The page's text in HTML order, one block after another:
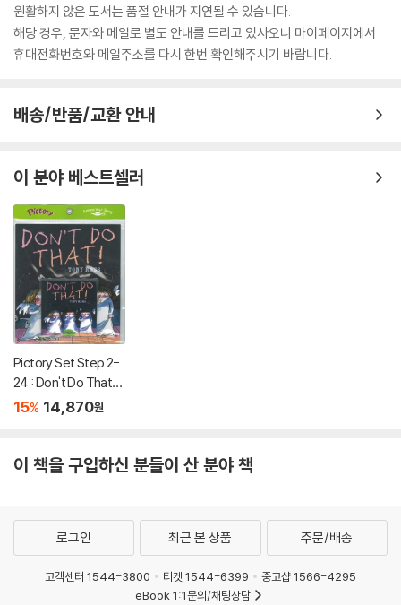
원활하지 않은 도서는 품절 안내가 지연될 수 있습니다.
해당 경우, 문자와 메일로 별도 안내를 드리고 있사오니 마이페이지에서
휴대전화번호와 메일주소를 다시 한번 확인해주시기 바랍니다.
배송/반품/교환 안내
이 분야 베스트셀러
Pictory Set Step 2-
24 : Don't Do That!
(Paperback Set)
15% 14,870원
이 책을 구입하신 분들이 산 분야 책
로그인 최근 본 상품 주문/배송
고객센터 1544-3800 티켓 1544-6399
중고샵 1566-4295
eBook 1:1문의/채팅상담